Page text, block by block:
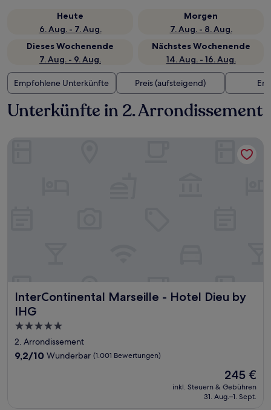
Heute
6. Aug. - 7. Aug.
Morgen
7. Aug. - 8. Aug.
Dieses Wochenende
7. Aug. - 9. Aug.
Nächstes Wochenende
14. Aug. - 16. Aug.
Empfohlene Unterkünfte Preis (aufsteigend)
Unterkünfte in 2. Arrondissement
InterContinental Marseille - Hotel Dieu by
IHG
InterContinental Marseille - Hotel Dieu by IHG
5.0-
Sterne-
Unterkunft
2. Arrondissement
9.2
9,2/10 Wunderbar (1.001 Bewertungen)
Der
Preis
beträgt
245 €
inkl. Steuern & Gebühren
31. Aug.–1. Sept.